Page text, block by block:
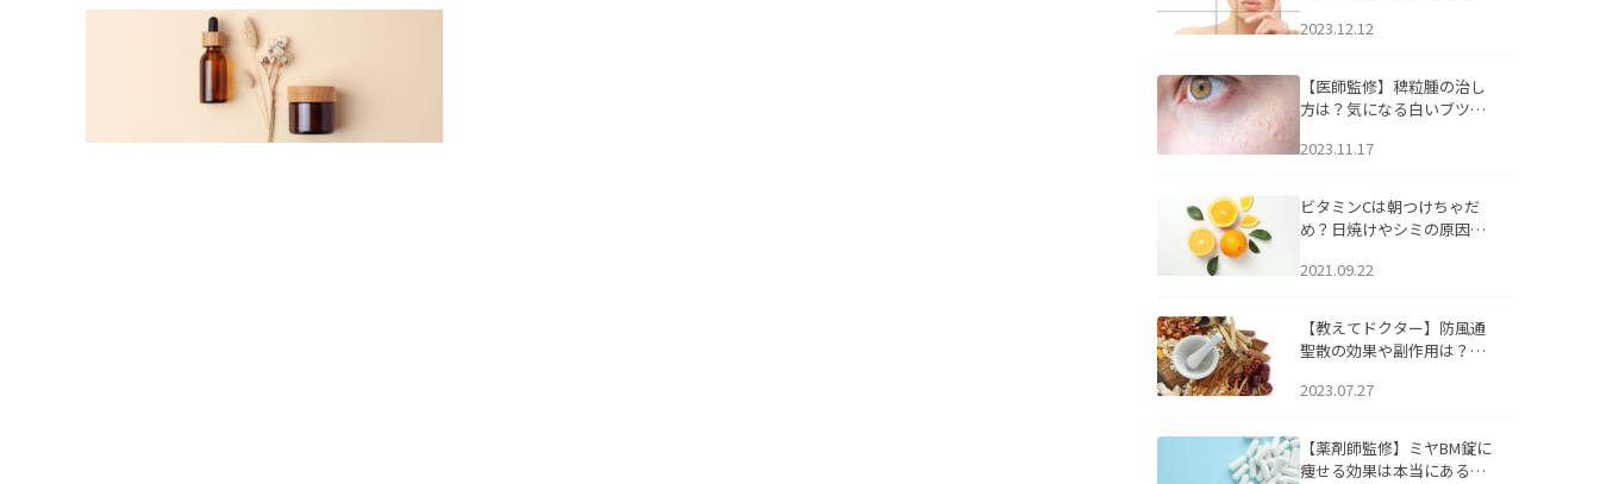
2023.12.12
【医師監修】稗粒腫の治し
方は？気になる白いブツブ
アについて
2023.11.17
ビタミンCは朝つけちゃだ
め？日焼けやシミの原因に
2021.09.22
【教えてドクター】防風通
聖散の効果や副作用は？長
2023.07.27
【薬剤師監修】ミヤBM錠に
痩せる効果は本当にある